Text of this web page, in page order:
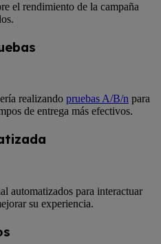
el rendimiento de la campaña
realizando pruebas A/B/n para
de entrega más efectivos.
automatizados para interactuar
su experiencia.